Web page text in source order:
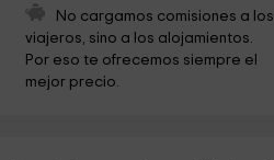
Parroquia de San Miguel de Canero
Cementerio de Canero
Senda Los Llugarinos.
No cargamos comisiones a los
viajeros, sino a los alojamientos.
Por eso te ofrecemos siempre el
mejor precio.